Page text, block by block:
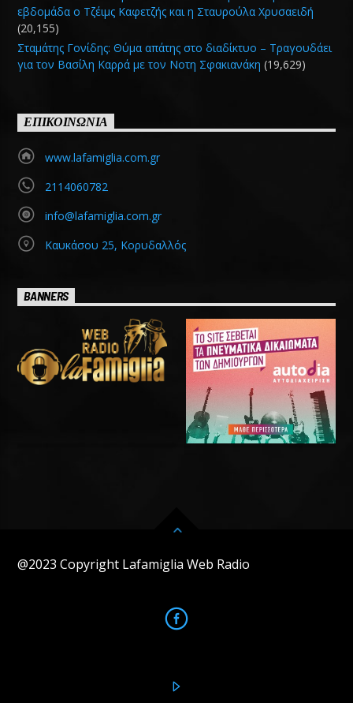
εβδομάδα ο Τζέιμς Καφετζής και η Σταυρούλα Χρυσαειδή
(20,155)
Σταμάτης Γονίδης: Θύμα απάτης στο διαδίκτυο – Τραγουδάει
για τον Βασίλη Καρρά με τον Νοτη Σφακιανάκη (19,629)
ΕΠΙΚΟΙΝΩΝΙΑ
www.lafamiglia.com.gr
2114060782
info@lafamiglia.com.gr
Καυκάσου 25, Κορυδαλλός
BANNERS
@2023 Copyright Lafamiglia Web Radio